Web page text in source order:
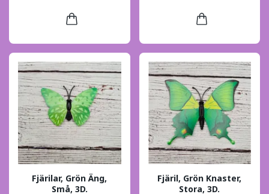
Fjärilar, Grön Äng,
Små, 3D.
Fjäril, Grön Knaster,
Stora, 3D.